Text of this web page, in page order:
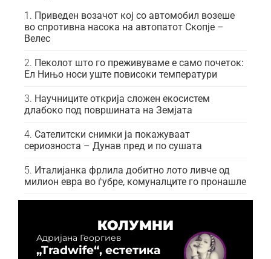
Приведен возачот кој со автомобил возеше
во спротивна насока на автопатот Скопје –
Велес
Пеколот што го преживуваме е само почеток:
Ел Нињо носи уште повисоки температури
Научниците открија сложен екосистем
длабоко под површината на Земјата
Сателитски снимки ја покажуваат
сериозноста – Дунав пред и по сушата
Италијанка фрлила добитно лото ливче од
милион евра во ѓубре, комуналците го пронашле
КОЛУМНИ
Адријана Георгиев
„Tradwife“, естетика